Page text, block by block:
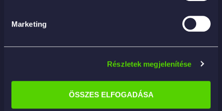
Marketing
Részletek megjelenítése
ÖSSZES ELFOGADÁSA
segítőként
Töröld át, majd egy másik kendővel fényesítsd.